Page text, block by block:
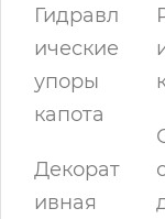
Гидравл
ические
упоры
капота
Декорат
ивная